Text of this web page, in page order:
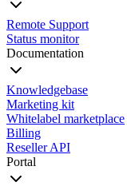
Remote Support
Status monitor
Documentation
Knowledgebase
Marketing kit
Whitelabel marketplace
Billing
Reseller API
Portal